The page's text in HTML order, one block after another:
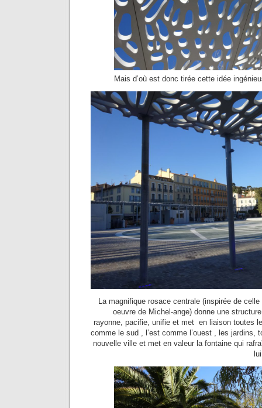
Mais d’où est donc tirée cette idée
La magnifique rosace centrale (inspirée de
oeuvre de Michel-ange) donne une
rayonne, pacifie, unifie et met en liaison toutes
comme le sud , l’est comme l’ouest , les jardins,
nouvelle ville et met en valeur la fontaine qui